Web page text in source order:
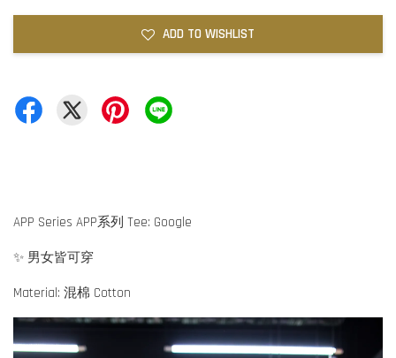
ADD TO WISHLIST
APP Series APP系列 Tee: Google
✨ 男女皆可穿
Material: 混棉 Cotton